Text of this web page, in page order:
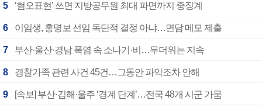
5 ‘혐오표현’ 쓰면 지방공무원 최대 파면까지 중징계
6 이임생, 홍명보 선임 독단적 결정 아냐…면담 메모 제출
7 부산·울산·경남 폭염 속 소나기·비…무더위는 지속
8 경찰가족 관련 사건 45건…그동안 파악조차 안해
9 [속보] 부산·김해·울주 ‘경계 단계’…전국 48개 시군 가뭄